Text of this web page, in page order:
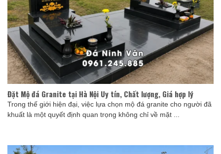
Đặt Mộ đá Granite tại Hà Nội Uy tín, Chất lượng, Giá hợp lý
Trong thế giới hiện đại, việc lựa chọn mộ đá granite cho người đã
khuất là một quyết định quan trọng không chỉ về mặt ...